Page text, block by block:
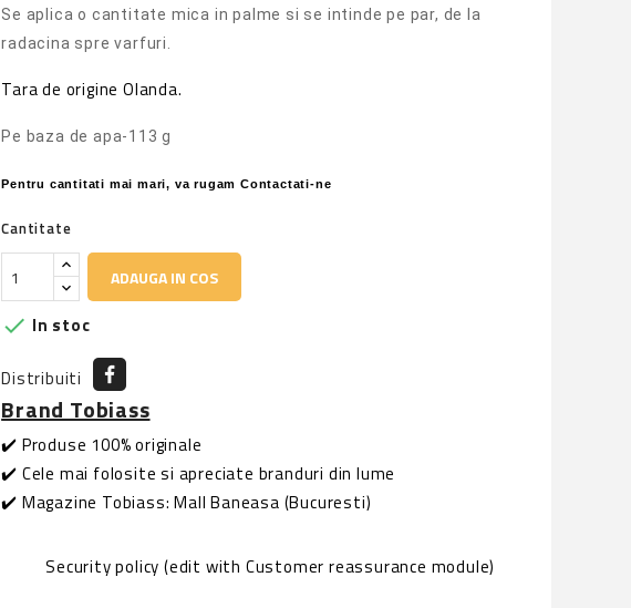
Se aplica o cantitate mica in palme si se intinde pe par, de la
radacina spre varfuri.
Tara de origine Olanda.
Pe baza de apa-113 g
Pentru cantitati mai mari, va rugam Contactati-ne
Cantitate
ADAUGA IN COS
 In stoc
Distribuiti
Brand Tobiass
✔️ Produse 100% originale
✔️ Cele mai folosite si apreciate branduri din lume
✔️ Magazine Tobiass: Mall Baneasa (Bucuresti)
Security policy (edit with Customer reassurance module)